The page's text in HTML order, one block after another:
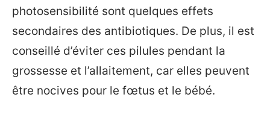
photosensibilité sont quelques effets
secondaires des antibiotiques. De plus, il est
conseillé d’éviter ces pilules pendant la
grossesse et l’allaitement, car elles peuvent
être nocives pour le fœtus et le bébé.